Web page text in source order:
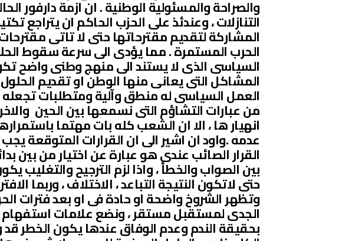
والصراحة والمسئولية الوطنية . ان ازمة دارفور
التنازلات ، وعندئذ على الحزب الحاكم ان يتراجع
المشاركة لتقديم مقترحاتها حتى لا تاتى
الحرب المستمرة . مما يؤدى الى سرعة سقوط
السياسى الذى لا يستند الى منهج وطنى واضح
المشاكل التى يعانى منها الوطن او تقديم
العمل السياسى له منطق وآلية ومتطلبات
من عبارات التشاؤم التى نسمعها بين الحين
انهيار ها ، الا ان الشعب كله بات مهتما
عدمه .واود ان اشير الى ان القرارات المتوقعة
القرار الصائب عندى هو عبارة عن اختيار من بين
بين الصواب والخطأ ، واذا لزم الترجيح والتغليب
حتى لاتكون النتيجة التباعد ، الاختلاف ، وربما
وتظهر الشروخ واضحة او حادة فى او بعد فترات
الجدى لمستقبل مستقر ، ونضع علامات استفهام
بحقيقة الندم وعدم الوفاق عندها يكون الخطر